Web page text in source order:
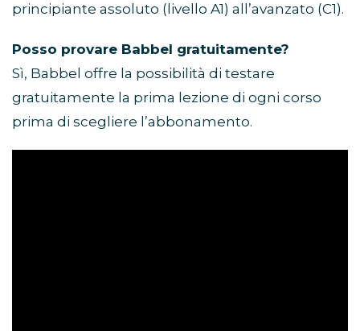
principiante assoluto (livello A1) all’avanzato (C1).
Posso provare Babbel gratuitamente?
Sì, Babbel offre la possibilità di testare
gratuitamente la prima lezione di ogni corso
prima di scegliere l’abbonamento.